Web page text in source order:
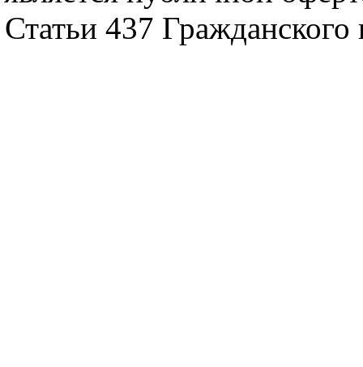
Статьи 437